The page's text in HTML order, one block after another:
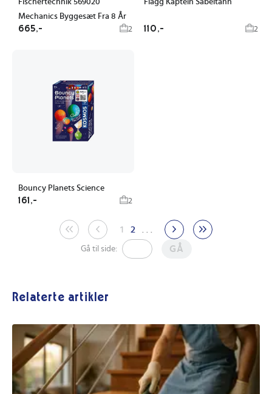
Mechanics Byggesæt Fra 8 År
665,- 2 110,- 2
Bouncy Planets Science
161,- 2
1 2
Gå til side: GÅ
Relaterte artikler